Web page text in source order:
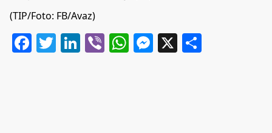
(TIP/Foto: FB/Avaz)
Facebook
Twitter
LinkedIn
ViberWhatsApp
Messenger
X